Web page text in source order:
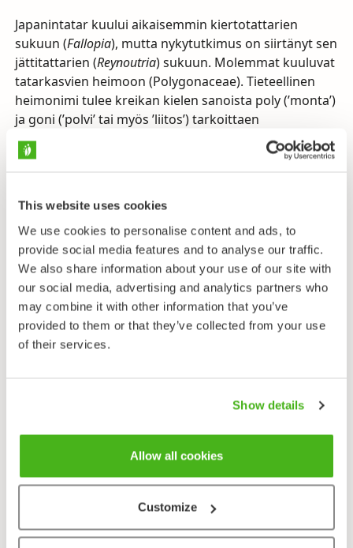
This website uses cookies
We use cookies to personalise content and ads, to
provide social media features and to analyse our traffic.
We also share information about your use of our site with
our social media, advertising and analytics partners who
may combine it with other information that you’ve
provided to them or that they’ve collected from your use
of their services.
Show details
Allow all cookies
Customize
Japanintatar kuului aikaisemmin kiertotattarien
sukuun (Fallopia), mutta nykytutkimus on siirtänyt sen
jättitattarien (Reynoutria) sukuun. Molemmat kuuluvat
tatarkasvien heimoon (Polygonaceae). Tieteellinen
heimonimi tulee kreikan kielen sanoista poly (’monta’)
ja goni (’polvi’ tai myös ’liitos’) tarkoittaen
monipolvista, joka heimon lajien, myös
japanintattarenkin varressa näkyy hyvin. Vielä
kasvumuodossa.
Itä-Aasiasta kotoisin oleva, nopeakasvuinen
japanintatar on meillä koristekasvi, joka saattaa
hoitamattomanakin pysytellä pitkään paikoillaan,
laajentaa kasvustoaan ja myös karata lähialueille. Lajia
voi tavata myös kaatopaikoilla tai muilla alueilla, joihin
on siirretty rakennusmaita. Japanintatar, kuten
Oranssinvärinen, jopa ranteenpaksuinen juuri voi
sopivassa maaperässä kulkea jopa 3 metrin
syvyydessä lähes 10 metrin etäisyydelle.
Sahalinintatar (Jättitatar) & Tarhatatar
Reynoutria sachalinensis
Reynoutria x bohemica(Fallopia japonica x sachalinensis,